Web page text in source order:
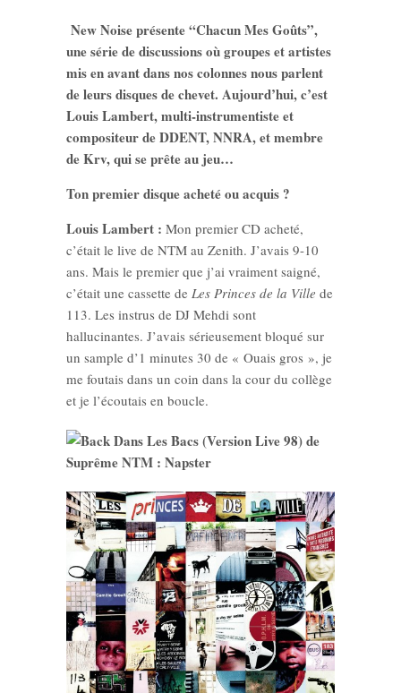
New Noise présente “Chacun Mes Goûts”,
une série de discussions où groupes et artistes
mis en avant dans nos colonnes nous parlent
de leurs disques de chevet. Aujourd’hui, c’est
Louis Lambert, multi-instrumentiste et
compositeur de DDENT, NNRA, et membre
de Krv, qui se prête au jeu…
Ton premier disque acheté ou acquis ?
Louis Lambert : Mon premier CD acheté,
c’était le live de NTM au Zenith. J’avais 9-10
ans. Mais le premier que j’ai vraiment saigné,
c’était une cassette de Les Princes de la Ville de
113. Les instrus de DJ Mehdi sont
hallucinantes. J’avais sérieusement bloqué sur
un sample d’1 minutes 30 de « Ouais gros », je
me foutais dans un coin dans la cour du collège
et je l’écoutais en boucle.